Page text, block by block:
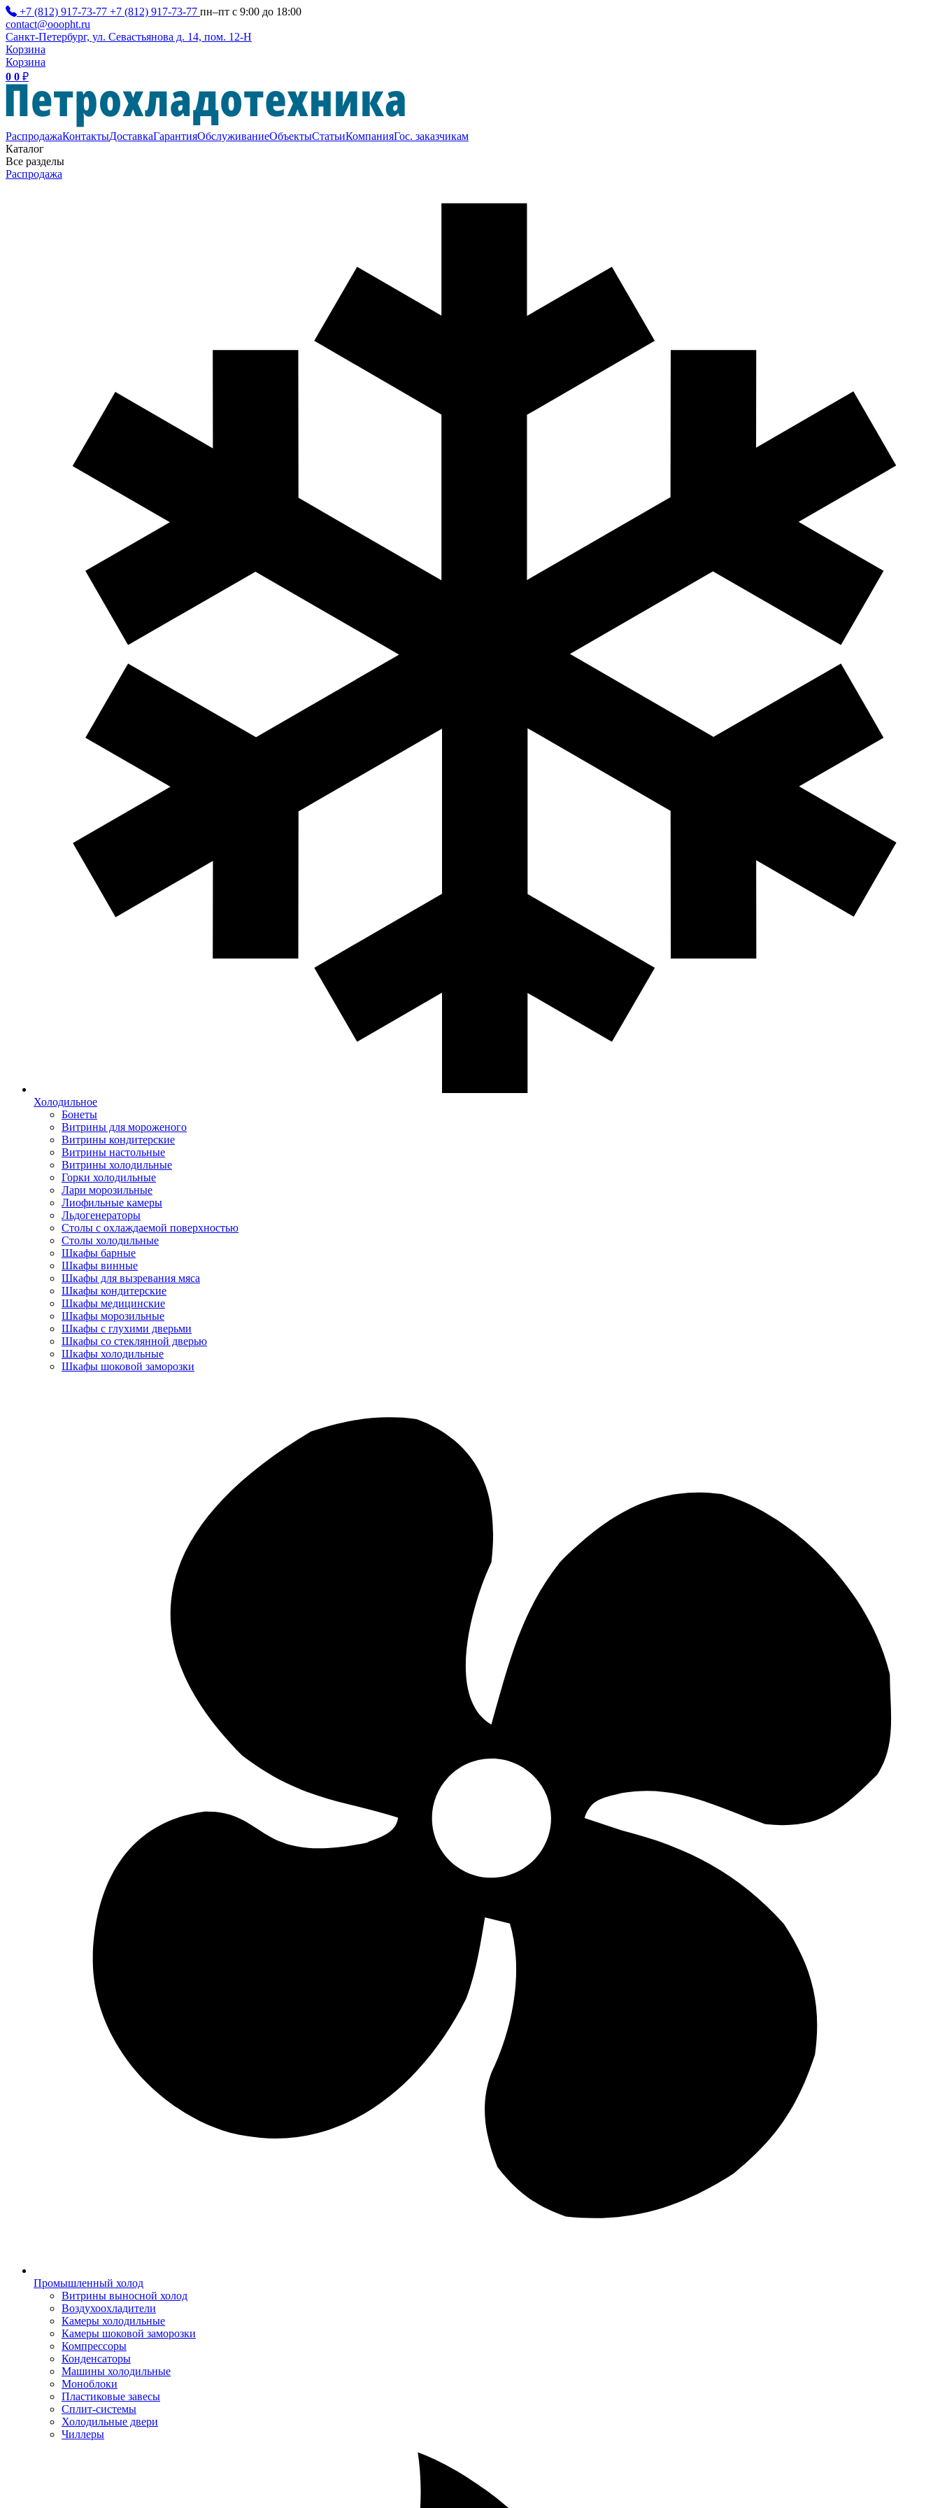
+7 (812) 917-73-77 +7 (812) 917-73-77 пн–пт с 9:00 до 18:00
contact@ooopht.ru
Санкт-Петербург, ул. Севастьянова д. 14, пом. 12-Н
Корзина
Корзина
0 0 ₽
РаспродажаКонтактыДоставкаГарантияОбслуживаниеОбъектыСтатьиКомпанияГос. заказчикам
Каталог
Все разделы
Распродажа
Холодильное
Бонеты
Витрины для мороженого
Витрины кондитерские
Витрины настольные
Витрины холодильные
Горки холодильные
Лари морозильные
Лиофильные камеры
Льдогенераторы
Столы с охлаждаемой поверхностью
Столы холодильные
Шкафы барные
Шкафы винные
Шкафы для вызревания мяса
Шкафы кондитерские
Шкафы медицинские
Шкафы морозильные
Шкафы с глухими дверьми
Шкафы со стеклянной дверью
Шкафы холодильные
Шкафы шоковой заморозки
Промышленный холод
Витрины выносной холод
Воздухоохладители
Камеры холодильные
Камеры шоковой заморозки
Компрессоры
Конденсаторы
Машины холодильные
Моноблоки
Пластиковые завесы
Сплит-системы
Холодильные двери
Чиллеры